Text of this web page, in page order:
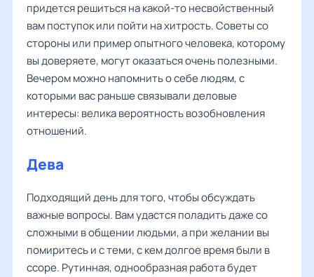
придется решиться на какой-то несвойственный
вам поступок или пойти на хитрость. Советы со
стороны или пример опытного человека, которому
вы доверяете, могут оказаться очень полезными.
Вечером можно напомнить о себе людям, с
которыми вас раньше связывали деловые
интересы: велика вероятность возобновления
отношений.
Дева
Подходящий день для того, чтобы обсуждать
важные вопросы. Вам удастся поладить даже со
сложными в общении людьми, а при желании вы
помиритесь и с теми, с кем долгое время были в
ссоре. Рутинная, однообразная работа будет